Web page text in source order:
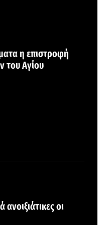
η επιστροφή
του Αγίου
οι